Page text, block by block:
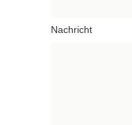
Nachricht